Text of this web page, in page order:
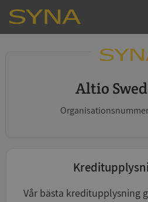
Altio
Vår bästa kreditupplysning